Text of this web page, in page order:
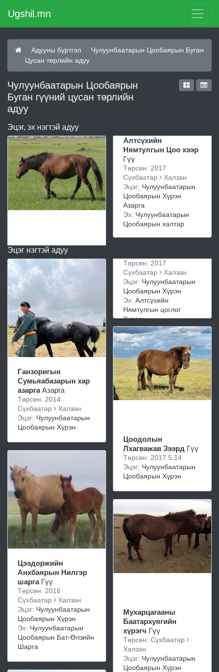
Ugshil.mn
Адууны бүртгэл
Чулуунбаатарын Цообаярын Буган
Цусан төрлийн адуу
Чулуунбаатарын Цообаярын
Буган гүүний цусан төрлийн
адуу
Эцэг, эх нэгтэй адуу
Алтсүхийн
Нямтулгын Цоо хээр
Гүү
Төрсөн: 2017
Сүхбаатар
Халзан
Эцэг: Чулуунбаатарын
Цообаярын Хүрэн
Азарга
Эх: Чулуунбаатарын
Цообаярын халтар
Эцэг нэгтэй адуу
Ганзоригын
Сумьяабазарын хар
азаргаАзарга
Төрсөн: 2014
Сүхбаатар
Халзан
Эцэг: Чулуунбаатарын
Цообаярын Хүрэн
Цээдоржийн
Анхбаярын Нилгэр
шаргаГүү
Төрсөн: 2016
Сүхбаатар
Халзан
Эцэг: Чулуунбаатарын
Цообаярын Хүрэн
Эх: Чулуунбаатарын
Цообаярын Бат-Өлзийн
Шарга
Төрсөн: 2017
Сүхбаатар
Халзан
Эцэг: Чулуунбаатарын
Цообаярын Хүрэн
Эх: Алтсүхийн
Нямтулгын цоглог
Хүрэгч
Цоодолын
Лхагважав Зээрд Гүү
Төрсөн: 2017.5.14
Эцэг: Чулуунбаатарын
Цообаярын Хүрэн
Мухарцагааны
Баатархуягийн
хүрэгч Гүү
Төрсөн: Сүхбаатар
Халзан
Эцэг: Чулуунбаатарын
Цообаярын Хүрэн